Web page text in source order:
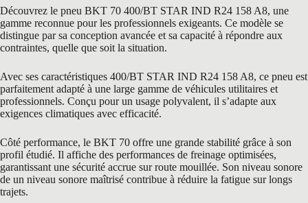
Découvrez le pneu BKT 70 400/BT STAR IND R24 158 A8, une
gamme reconnue pour les professionnels exigeants. Ce modèle se
distingue par sa conception avancée et sa capacité à répondre aux
contraintes, quelle que soit la situation.
Avec ses caractéristiques 400/BT STAR IND R24 158 A8, ce pneu est
parfaitement adapté à une large gamme de véhicules utilitaires et
professionnels. Conçu pour un usage polyvalent, il s’adapte aux
exigences climatiques avec efficacité.
Côté performance, le BKT 70 offre une grande stabilité grâce à son
profil étudié. Il affiche des performances de freinage optimisées,
garantissant une sécurité accrue sur route mouillée. Son niveau sonore
de un niveau sonore maîtrisé contribue à réduire la fatigue sur longs
trajets.